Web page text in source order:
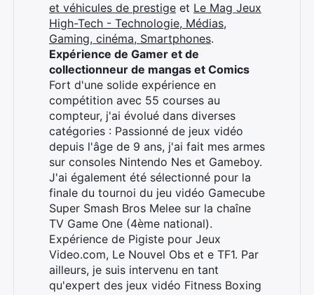
et véhicules de prestige et Le Mag Jeux
High-Tech - Technologie, Médias,
Gaming, cinéma, Smartphones.
Expérience de Gamer et de
collectionneur de mangas et Comics
Fort d'une solide expérience en
compétition avec 55 courses au
compteur, j'ai évolué dans diverses
catégories : Passionné de jeux vidéo
depuis l'âge de 9 ans, j'ai fait mes armes
sur consoles Nintendo Nes et Gameboy.
J'ai également été sélectionné pour la
finale du tournoi du jeu vidéo Gamecube
Super Smash Bros Melee sur la chaîne
TV Game One (4ème national).
Expérience de Pigiste pour Jeux
Video.com, Le Nouvel Obs et e TF1. Par
ailleurs, je suis intervenu en tant
qu'expert des jeux vidéo Fitness Boxing
Rechercher
: